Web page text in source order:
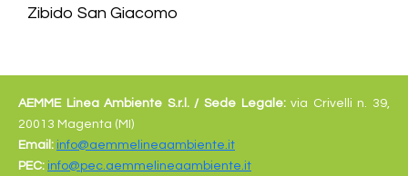
Zibido San Giacomo
AEMME Linea Ambiente S.r.l. / Sede Legale:via Crivelli n. 39,
20013 Magenta (MI)
Email: info@aemmelineaambiente.it
PEC: info@pec.aemmelineaambiente.it